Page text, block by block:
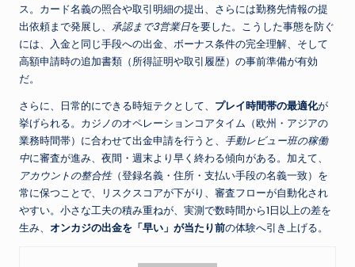
ス。カード名義の照合や取引明細の提出、さらには勤務先情報の提
出依頼まで発展し、 承認まで3営業日を要した。こうした事態を防ぐ
には、入金と同じ手段への出金、ボーナス条件の完全理解、そして
高額申請時の追加書類（所得証明や取引履歴）の事前準備が有効
だ。
さらに、日常的にできる時短テクとして、 プレイ時間帯の最適化が
挙げられる。カジノのオペレーションコアタイム（欧州・アジアの
業務時間帯）に合わせて出金申請を行うと、 手動レビュー班の稼働
中に審査が進み、夜間・週末より早く終わる傾向がある。加えて、
アカウントの整合性（登録名義・住所・支払い手段の名義一致）を
常に保つことで、リスクスコアが下がり、審査フローが自動化され
やすい。小さな工夫の積み重ねが、実測で数時間から1日以上の差を
生み、 オンカジの出金を「早い」が当たり前の体験へ引き上げる。